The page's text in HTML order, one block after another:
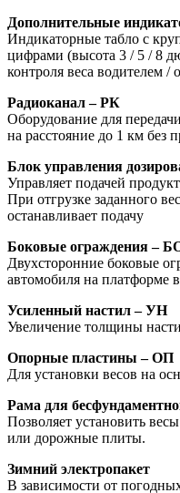
Дополнительные
Индикаторные табло с
цифрами (высота 3 / 5 / 8
контроля веса водителем /
Радиоканал – РК
Оборудование для
на расстояние до 1 км без
Блок управления
Управляет подачей
При отгрузке заданного
останавливает подачу
Боковые ограждения –
Двухсторонние боковые
автомобиля на платформе
Усиленный настил – УН
Увеличение толщины
Опорные пластины – ОП
Для установки весов на
Рама для
Позволяет установить
или дорожные плиты.
Зимний электропакет
В зависимости от